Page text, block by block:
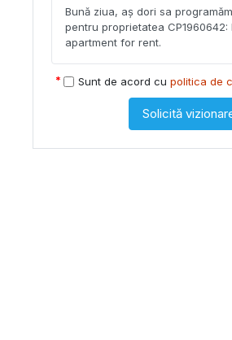
Sunt de acord cu politica de
Solicită